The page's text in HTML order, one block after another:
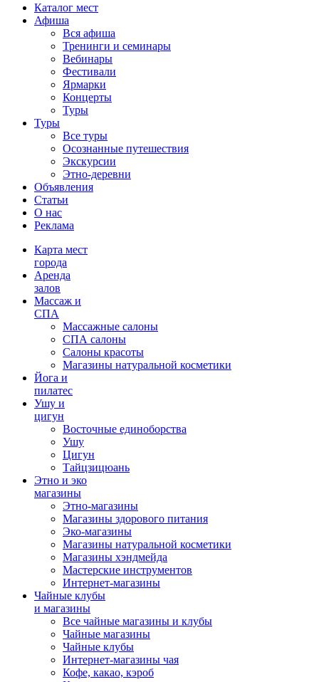
Каталог мест
Афиша
Вся афиша
Тренинги и семинары
Вебинары
Фестивали
Ярмарки
Концерты
Туры
Туры
Все туры
Осознанные путешествия
Экскурсии
Этно-деревни
Объявления
Статьи
О нас
Реклама
Карта мест
города
Аренда
залов
Массаж и
СПА
Массажные салоны
СПА салоны
Салоны красоты
Магазины натуральной косметики
Йога и
пилатес
Ушу и
цигун
Восточные единоборства
Ушу
Цигун
Тайцзицюань
Этно и эко
магазины
Этно-магазины
Магазины здорового питания
Эко-магазины
Магазины натуральной косметики
Магазины хэндмейда
Мастерские инструментов
Интернет-магазины
Чайные клубы
и магазины
Все чайные магазины и клубы
Чайные магазины
Чайные клубы
Интернет-магазины чая
Кофе, какао, кэроб